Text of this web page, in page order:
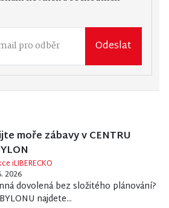
Odeslat
moře zábavy v CENTRU
iLIBERECKO
2026
dovolená bez složitého plánování?
najdete...